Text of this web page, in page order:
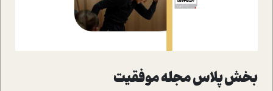
بخش پلاس مجله موفقيت